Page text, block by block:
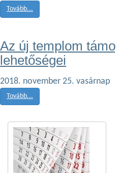
Tovább...
Az új templom
lehetőségei
2018. november 25. vasárnap
Tovább...